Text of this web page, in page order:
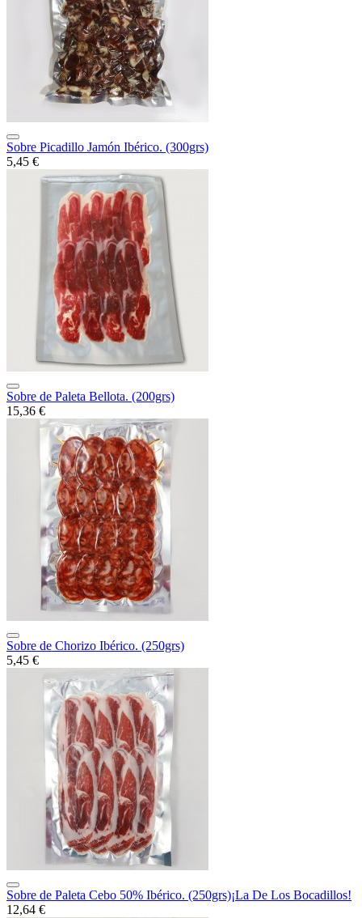
Sobre Picadillo Jamón Ibérico. (300grs)
5,45 €
Sobre de Paleta Bellota. (200grs)
15,36 €
Sobre de Chorizo Ibérico. (250grs)
5,45 €
Sobre de Paleta Cebo 50% Ibérico. (250grs)¡La De Los Bocadillos!
12,64 €